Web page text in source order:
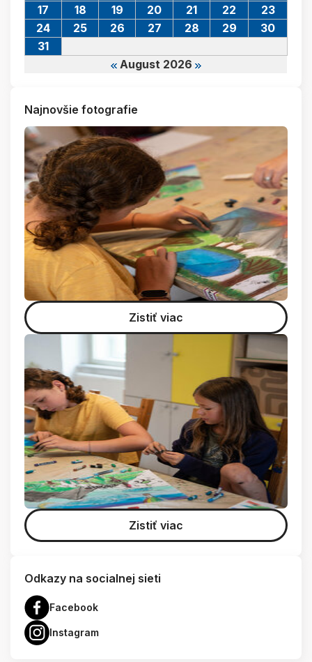
August 2026
17 18 19 20 21 22
23
24
25 26 27 28 29
30
31
Najnovšie fotografie
Zistiť viac
Zistiť viac
Odkazy na socialnej sieti
Facebook
Instagram